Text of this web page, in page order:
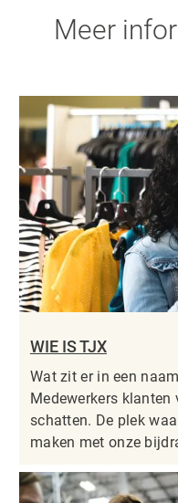
Meer
WIE IS TJX
Wat zit er in een
Medewerkers klanten
schatten. De plek
maken met onze